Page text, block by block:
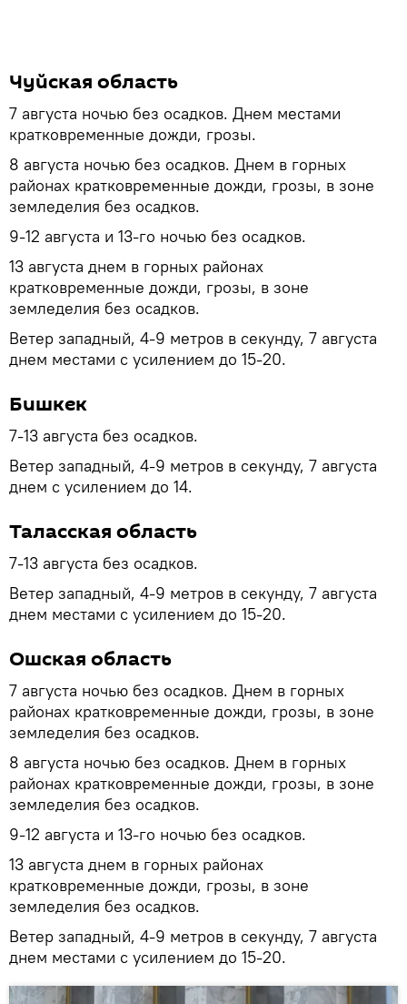
Чуйская область
7 августа ночью без осадков. Днем местами
кратковременные дожди, грозы.
8 августа ночью без осадков. Днем в горных
районах кратковременные дожди, грозы, в зоне
земледелия без осадков.
9-12 августа и 13-го ночью без осадков.
13 августа днем в горных районах
кратковременные дожди, грозы, в зоне
земледелия без осадков.
Ветер западный, 4-9 метров в секунду, 7 августа
днем местами с усилением до 15-20.
Бишкек
7-13 августа без осадков.
Ветер западный, 4-9 метров в секунду, 7 августа
днем с усилением до 14.
Таласская область
7-13 августа без осадков.
Ветер западный, 4-9 метров в секунду, 7 августа
днем местами с усилением до 15-20.
Ошская область
7 августа ночью без осадков. Днем в горных
районах кратковременные дожди, грозы, в зоне
земледелия без осадков.
8 августа ночью без осадков. Днем в горных
районах кратковременные дожди, грозы, в зоне
земледелия без осадков.
9-12 августа и 13-го ночью без осадков.
13 августа днем в горных районах
кратковременные дожди, грозы, в зоне
земледелия без осадков.
Ветер западный, 4-9 метров в секунду, 7 августа
днем местами с усилением до 15-20.